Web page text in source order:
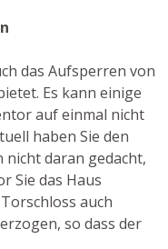
das Aufsperren von
Es kann einige
auf einmal nicht
haben Sie den
nicht daran gedacht,
Sie das Haus
auch
so dass der